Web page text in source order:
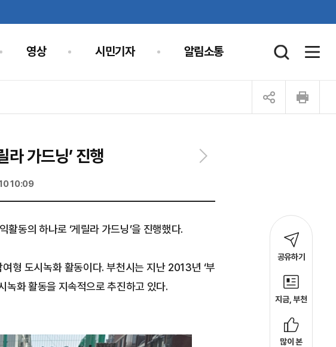
영상 시민기자 알림소통
공유하기
지금, 부천
많이 본
라 가드닝’ 진행
10:09
동의 하나로 ‘게릴라 가드닝’을 진행했다.
형 도시녹화 활동이다. 부천시는 지난 2013년 ‘부
녹화 활동을 지속적으로 추진하고 있다.